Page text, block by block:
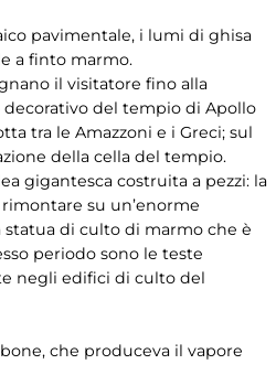
pavimentale, i lumi di ghisa
a finto marmo.
il visitatore fino alla
decorativo del tempio di Apollo
tra le Amazzoni e i Greci; sul
della cella del tempio.
gigantesca costruita a pezzi: la
su un’enorme
statua di culto di marmo che è
periodo sono le teste
negli edifici di culto del
che produceva il vapore